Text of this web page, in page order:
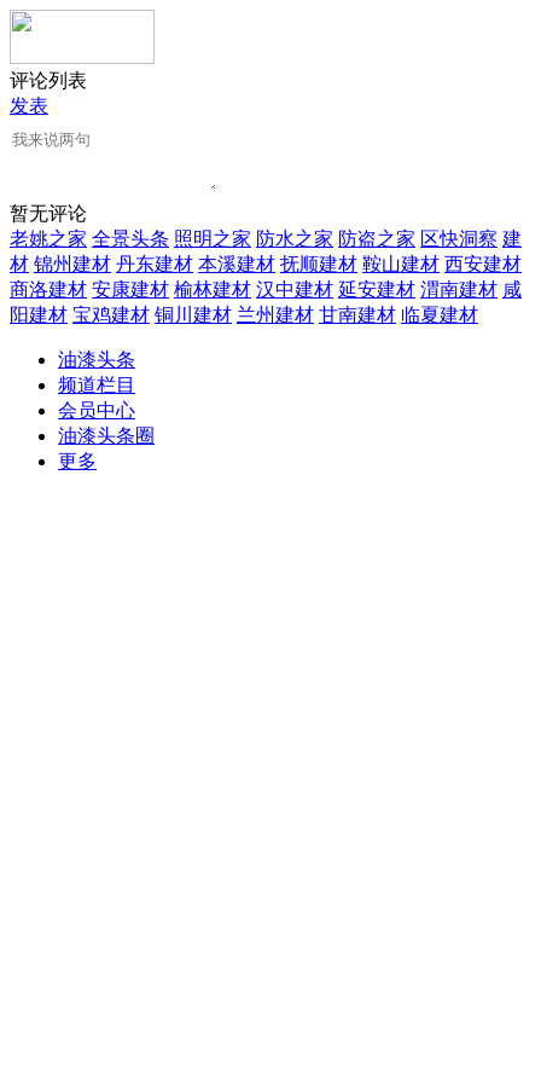
评论列表
发表
暂无评论
老姚之家 全景头条 照明之家 防水之家 防盗之家 区快洞察 建
材 锦州建材 丹东建材 本溪建材 抚顺建材 鞍山建材 西安建材
商洛建材 安康建材 榆林建材 汉中建材 延安建材 渭南建材 咸
阳建材 宝鸡建材 铜川建材 兰州建材 甘南建材 临夏建材
油漆头条
频道栏目
会员中心
油漆头条圈
更多